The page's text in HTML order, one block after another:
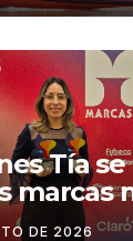
del
Icaza
Tía
marcas
del
DE 2026